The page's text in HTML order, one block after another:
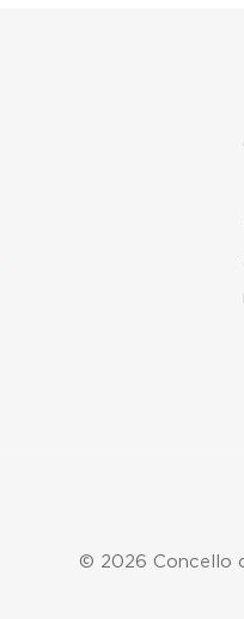
© 2026 Concello